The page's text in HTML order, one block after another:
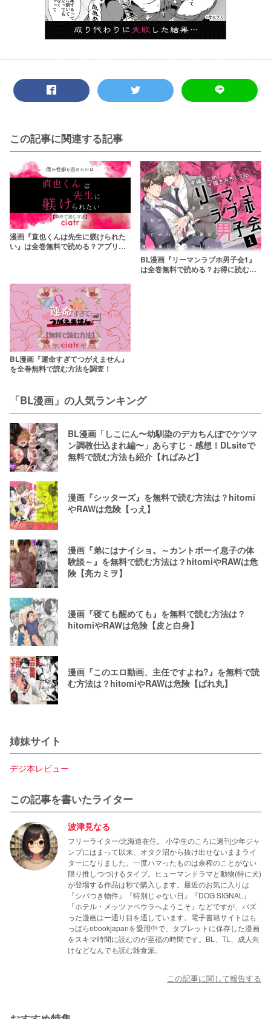
この記事に関連する記事
漫画『直也くんは先生に躾けられた
い』は全巻無料で読める？アプリや
BL漫画『リーマンラブホ男子会1』
は全巻無料で読める？お得に読む方
BL漫画『運命すぎてつがえません』
を全巻無料で読む方法を調査！
「BL漫画」の人気ランキング
BL漫画「しこにん〜幼馴染のデカちんぽでケツマ
ン調教仕込まれ編〜」あらすじ・感想！DLsiteで
無料で読む方法も紹介【れぱみど】
漫画『シッターズ』を無料で読む方法は？hitomi
やRAWは危険【っえ】
漫画『弟にはナイショ。～カントボーイ息子の体
験談～』を無料で読む方法は？hitomiやRAWは危
険【亮カミヲ】
漫画『寝ても醒めても』を無料で読む方法は？
hitomiやRAWは危険【皮と白身】
漫画『このエロ動画、主任ですよね?』を無料で読
む方法は？hitomiやRAWは危険【ぱれ丸】
姉妹サイト
デジ本レビュー
この記事を書いたライター
波津見なる
フリーライター/北海道在住。 小学生のころに週刊少年ジャ
ンプにはまって以来、オタク沼から抜け出せないままライ
ターになりました。一度ハマったものは余程のことがない
限り推しつづけるタイプ。ヒューマンドラマと動物(特に犬)
が登場する作品は秒で購入します。最近のお気に入りは
『シバつき物件』『特別じゃない日』『DOG SIGNAL』
『ホテル・メッツァペウラへようこそ』などですが、バズ
った漫画は一通り目を通しています。電子書籍サイトはも
っぱらebookjapanを愛用中で、タブレットに保存した漫画
をスキマ時間に読むのが至福の時間です。BL、TL、成人向
けなどなんでも読む雑食派。
この記事に関して報告する